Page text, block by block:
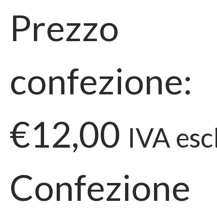
Prezzo
confezione:
€12,00 IVA
Confezione